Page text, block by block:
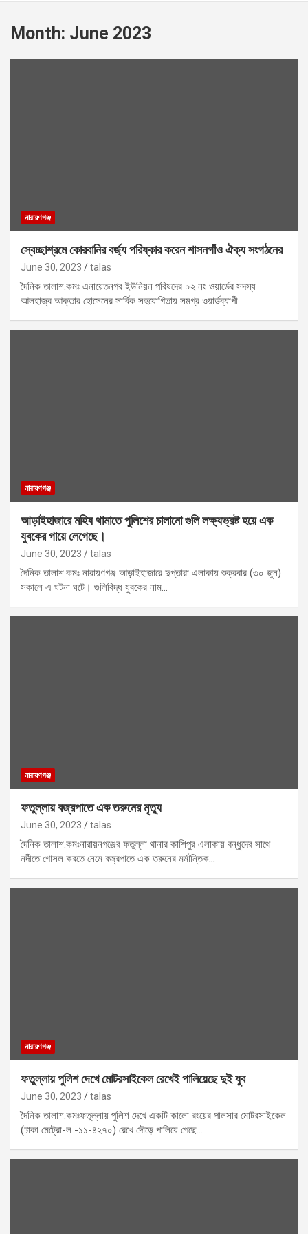
Month: June 2023
নারায়ণগঞ্জ
স্বেচ্ছাশ্রমে কোরবানির বর্জ্য পরিষ্কার করেন শাসনগাঁও ঐক্য সংগঠনের
June 30, 2023 talas
দৈনিক তালাশ.কমঃ এনায়েতনগর ইউনিয়ন পরিষদের ০২ নং ওয়ার্ডের সদস্য
আলহাজ্ব আক্তার হোসেনের সার্বিক সহযোগিতায় সমগ্র ওয়ার্ডব্যাপী…
নারায়ণগঞ্জ
আড়াইহাজারে মহিষ থামাতে পুলিশের চালানো গুলি লক্ষ্যভ্রষ্ট হয়ে এক
যুবকের গায়ে লেগেছে।
June 30, 2023 talas
দৈনিক তালাশ.কমঃ নারায়ণগঞ্জ আড়াইহাজারে দুপ্তারা এলাকায় শুক্রবার (৩০ জুন)
সকালে এ ঘটনা ঘটে। গুলিবিদ্ধ যুবকের নাম…
নারায়ণগঞ্জ
ফতুল্লায় বজ্রপাতে এক তরুনের মৃত্যু
June 30, 2023 talas
দৈনিক তালাশ.কমঃনারায়নগঞ্জের ফতুল্লা থানার কাশিপুর এলাকায় বন্ধুদের সাথে
নদীতে গোসল করতে নেমে বজ্রপাতে এক তরুনের মর্মান্তিক…
নারায়ণগঞ্জ
ফতুল্লায় পুলিশ দেখে মোটরসাইকেল রেখেই পালিয়েছে দুই যুব
June 30, 2023 talas
দৈনিক তালাশ.কমঃফতুল্লায় পুলিশ দেখে একটি কালো রংয়ের পালসার মোটরসাইকেল
(ঢাকা মেট্রো-ল -১১-৪২৭০) রেখে দৌড়ে পালিয়ে গেছে…